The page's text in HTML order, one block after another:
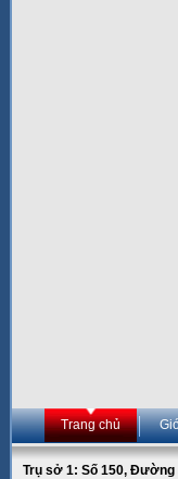
Trang chủ
Trụ sở 1: Số 150, Đường